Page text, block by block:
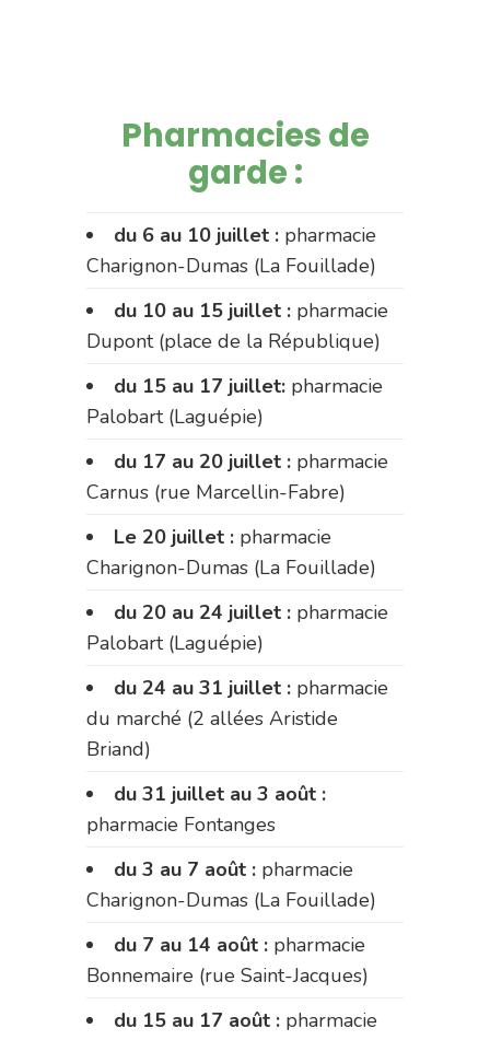
Pharmacies de
garde :
du 6 au 10 juillet : pharmacie
Charignon-Dumas (La Fouillade)
du 10 au 15 juillet : pharmacie
Dupont (place de la République)
du 15 au 17 juillet: pharmacie
Palobart (Laguépie)
du 17 au 20 juillet : pharmacie
Carnus (rue Marcellin-Fabre)
Le 20 juillet : pharmacie
Charignon-Dumas (La Fouillade)
du 20 au 24 juillet : pharmacie
Palobart (Laguépie)
du 24 au 31 juillet : pharmacie
du marché (2 allées Aristide
Briand)
du 31 juillet au 3 août :
pharmacie Fontanges
du 3 au 7 août : pharmacie
Charignon-Dumas (La Fouillade)
du 7 au 14 août : pharmacie
Bonnemaire (rue Saint-Jacques)
du 15 au 17 août : pharmacie